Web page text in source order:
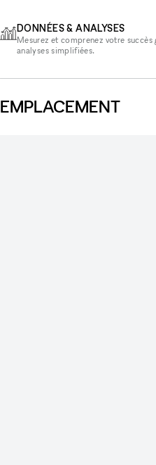
DONNÉES & ANALYSES
Mesurez et comprenez votre succès
analyses simplifiées.
EMPLACEMENT